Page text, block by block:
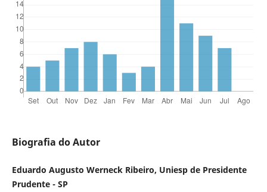
Biografia do Autor
Eduardo Augusto Werneck Ribeiro, Uniesp de Presidente
Prudente - SP